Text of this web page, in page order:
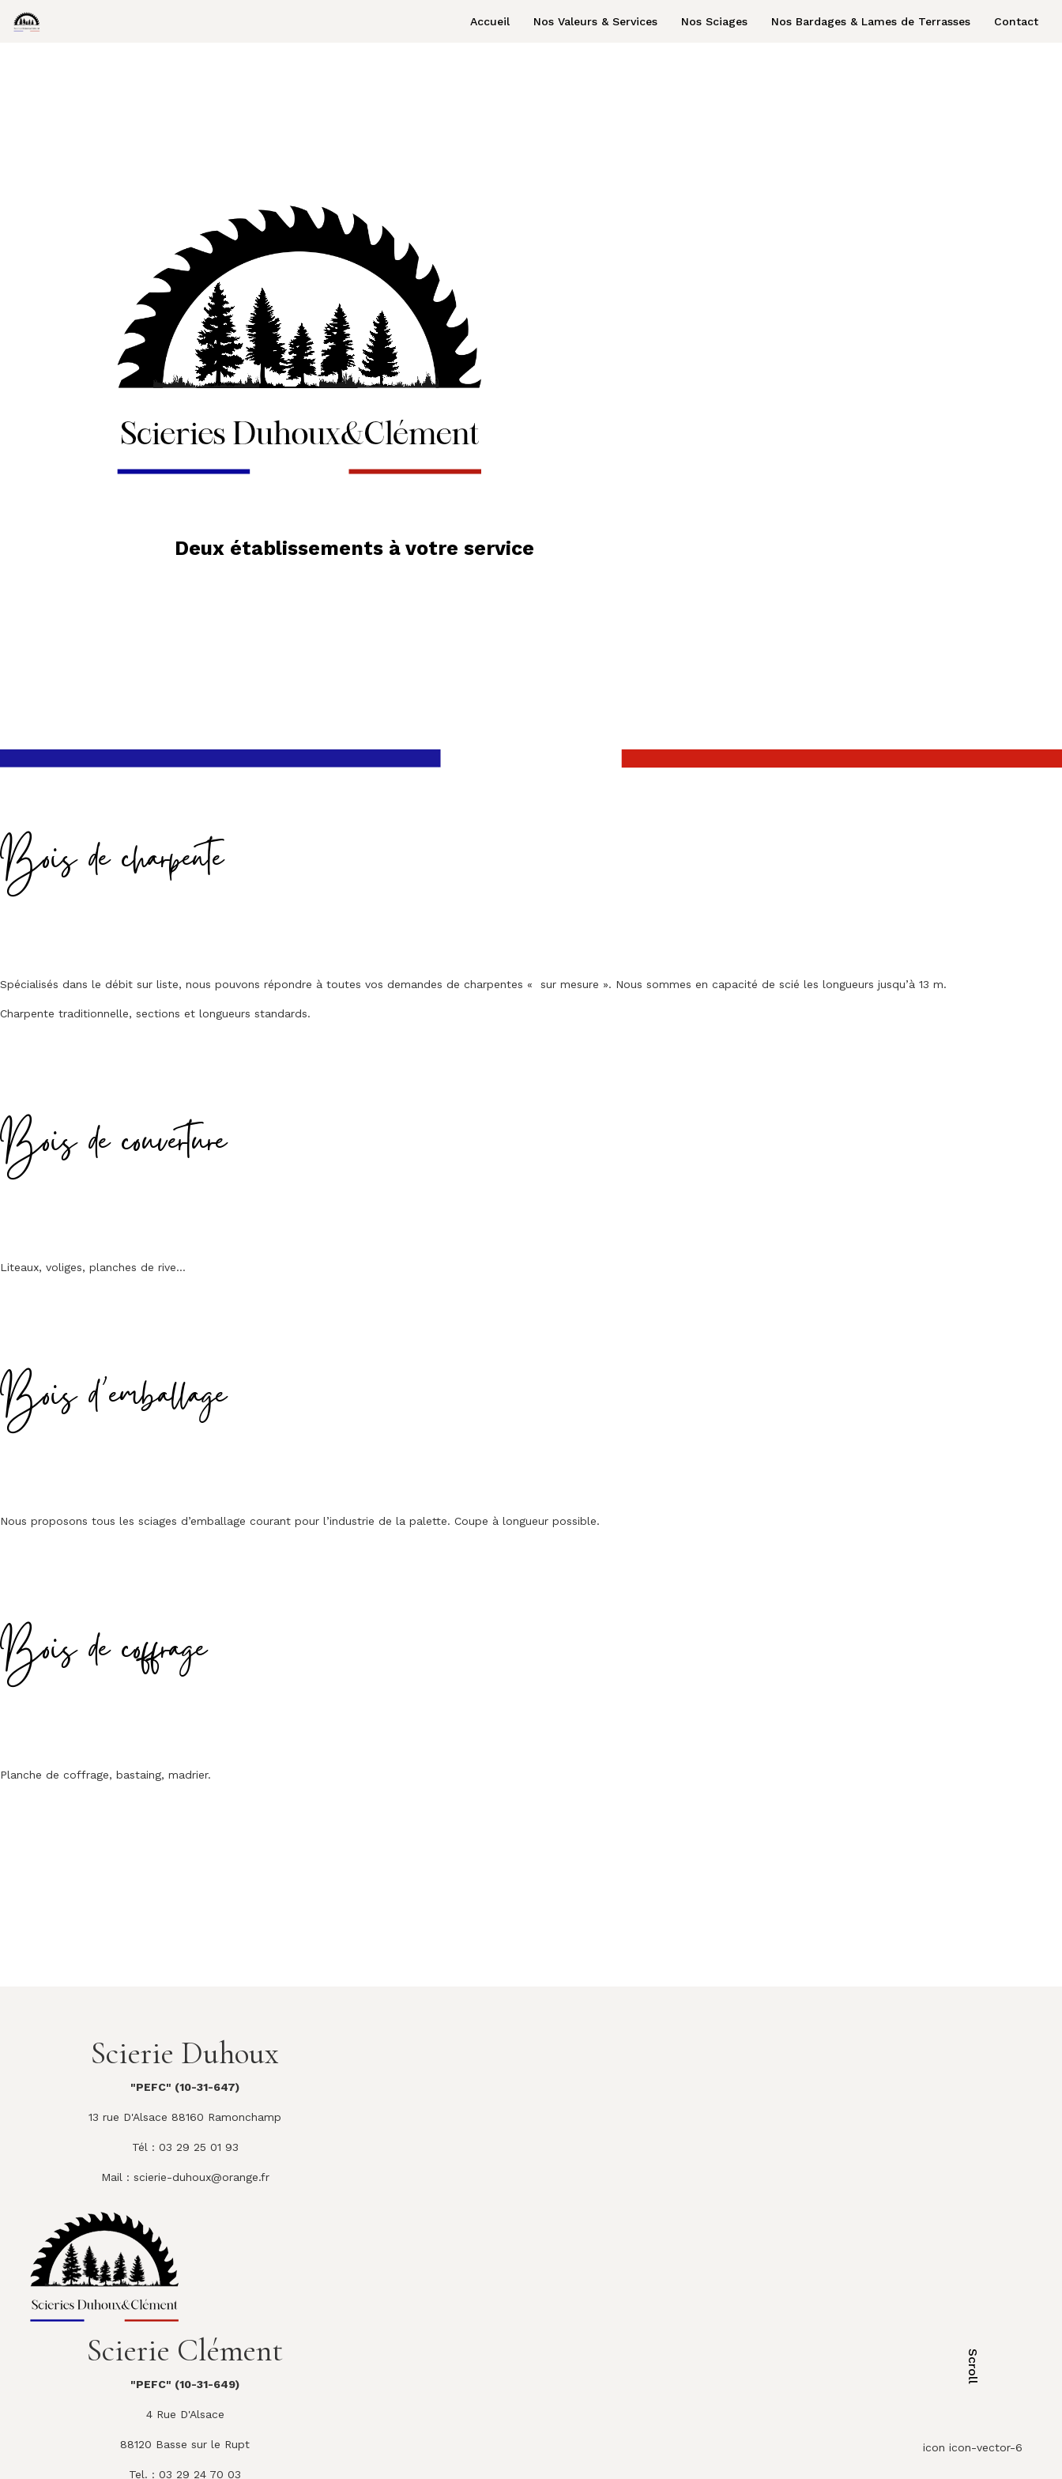
Accueil Nos Valeurs & Services Nos Sciages Nos Bardages & Lames de Terrasses Contact
Deux établissements à votre service
Scroll
icon icon-vector-6
Bois de charpente
Spécialisés dans le débit sur liste, nous pouvons répondre à toutes vos demandes de charpentes « sur mesure ». Nous sommes en capacité de scié les longueurs jusqu’à 13 m.
Charpente traditionnelle, sections et longueurs standards.
Bois de couverture
Liteaux, voliges, planches de rive…
Bois d’emballage
Nous proposons tous les sciages d’emballage courant pour l’industrie de la palette. Coupe à longueur possible.
Bois de coffrage
Planche de coffrage, bastaing, madrier.
Scierie Duhoux
"PEFC" (10-31-647)
13 rue D'Alsace 88160 Ramonchamp
Tél : 03 29 25 01 93
Mail : scierie-duhoux@orange.fr
Scierie Clément
"PEFC" (10-31-649)
4 Rue D'Alsace
88120 Basse sur le Rupt
Tel. : 03 29 24 70 03